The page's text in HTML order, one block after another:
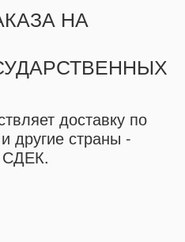
НА
доставку по
другие страны -
СДЕК.